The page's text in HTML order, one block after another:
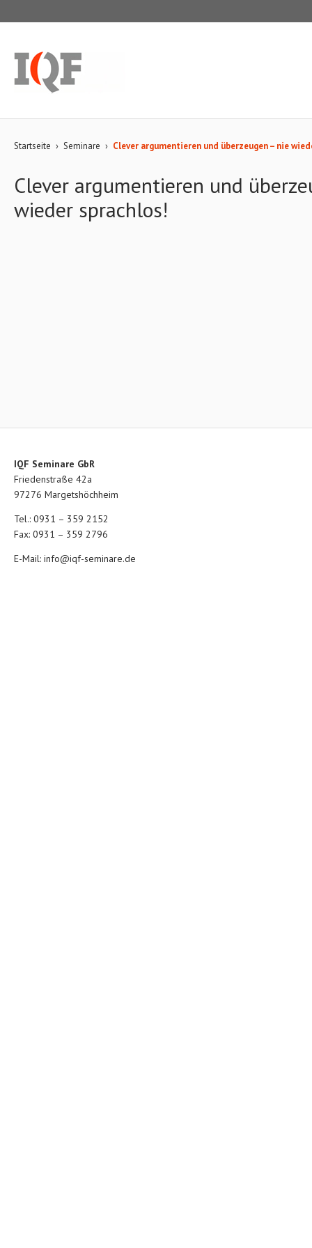
Startseite › Seminare › Clever argumentieren und überzeugen – nie
Clever argumentieren und
wieder sprachlos!
IQF Seminare GbR
Friedenstraße 42a
97276 Margetshöchheim
Tel.: 0931 – 359 2152
Fax: 0931 – 359 2796
E-Mail: info@iqf-seminare.de